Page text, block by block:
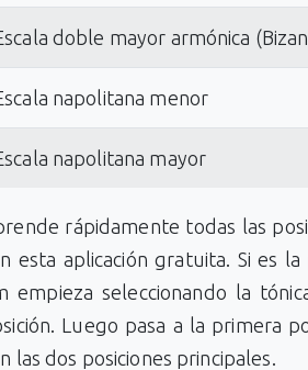
doble mayor armónica
napolitana menor
napolitana mayor
rápidamente todas las
esta aplicación gratuita. Si es
empieza seleccionando la
Luego pasa a la primera
las dos posiciones principales.